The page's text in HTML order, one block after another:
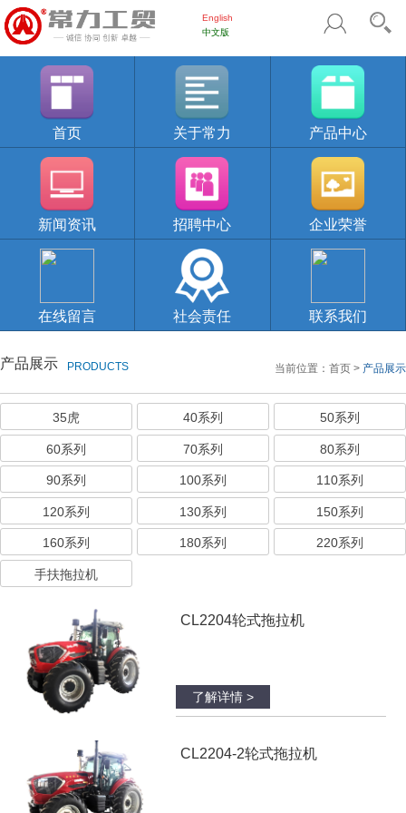
English
中文版
首页 关于常力 产品中心
新闻资讯 招聘中心 企业荣誉
在线留言 社会责任 联系我们
产品展示 PRODUCTS 当前位置： 首页 > 产品展示
35虎 40系列 50系列
60系列 70系列 80系列
90系列 100系列 110系列
120系列 130系列 150系列
160系列 180系列 220系列
手扶拖拉机
CL2204轮式拖拉机
了解详情 >
CL2204-2轮式拖拉机